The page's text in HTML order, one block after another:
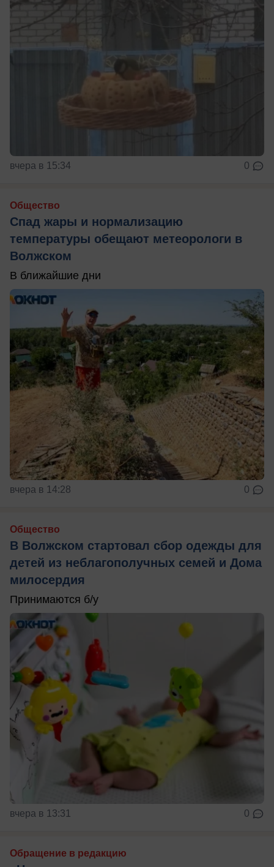
вчера в 15:34 0
Общество
Спад жары и нормализацию
температуры обещают метеорологи в
Волжском
В ближайшие дни
вчера в 14:28 0
Общество
В Волжском стартовал сбор одежды для
детей из неблагополучных семей и Дома
милосердия
Принимаются б/у
вчера в 13:31 0
Обращение в редакцию